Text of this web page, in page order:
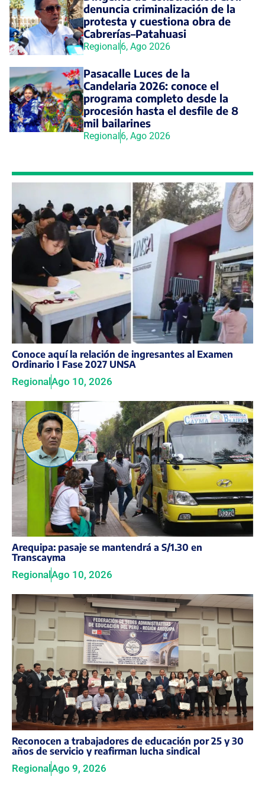
denuncia criminalización de la
protesta y cuestiona obra de
Cabrerías–Patahuasi
Regional6, Ago 2026
Pasacalle Luces de la
Candelaria 2026: conoce el
programa completo desde la
procesión hasta el desfile de 8
mil bailarines
Regional6, Ago 2026
Conoce aquí la relación de ingresantes al Examen
Ordinario I Fase 2027 UNSA
RegionalAgo 10, 2026
Arequipa: pasaje se mantendrá a S/1.30 en
Transcayma
Regional Ago 10, 2026
Reconocen a trabajadores de educación por 25 y 30
años de servicio y reafirman lucha sindical
RegionalAgo 9, 2026